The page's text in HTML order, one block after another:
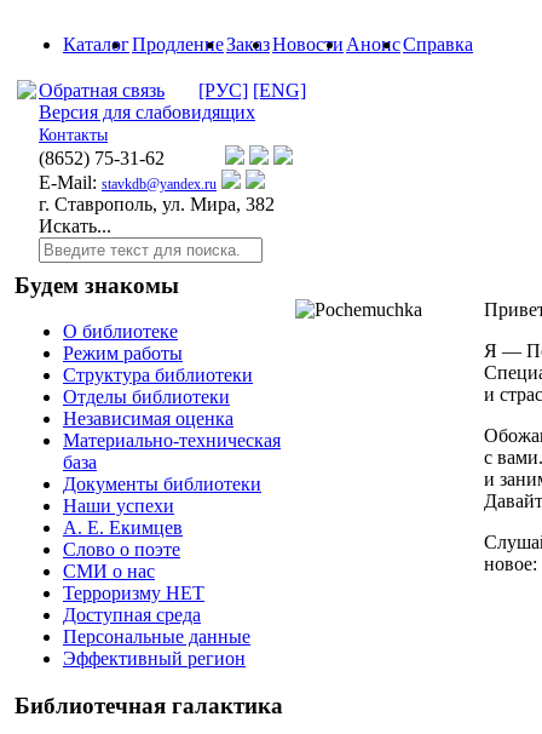
КаталогПродлениеЗаказНовости АнонсСправка
Обратная связь [РУС] [ENG]
Версия для слабовидящих
Контакты
(8652) 75-31-62
E-Mail: stavkdb@yandex.ru
г. Ставрополь, ул. Мира, 382
Искать...
Будем знакомы
О библиотеке
Режим работы
Структура библиотеки
Отделы библиотеки
Независимая оценка
Материально-техническая
база
Документы библиотеки
Наши успехи
А. Е. Екимцев
Слово о поэте
СМИ о нас
Терроризму НЕТ
Доступная среда
Персональные данные
Эффективный регион
Библиотечная галактика
Я —
и
с
и
новое: